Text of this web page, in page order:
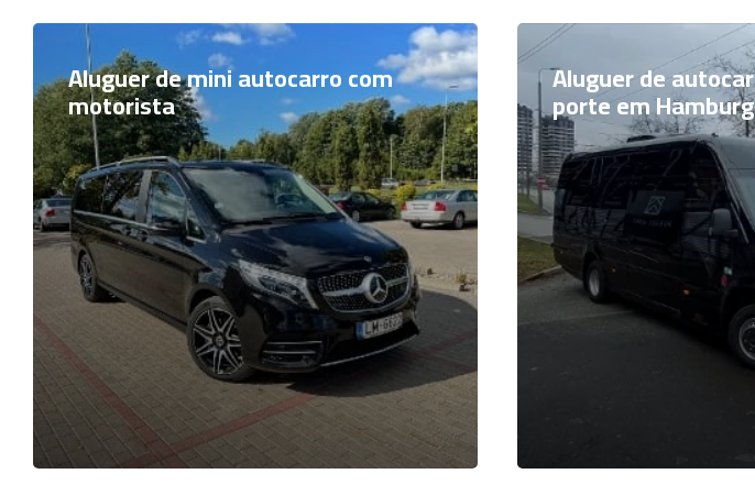
Aluguer de mini autocarro com
motorista
Aluguer de
porte em